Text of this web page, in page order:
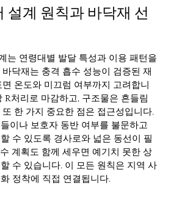
설계 원칙과 바닥재 선
는 연령대별 발달 특성과 이용 패턴을
닥재는 충격 흡수 성능이 검증된 재
온도와 미끄럼 여부까지 고려합니
R처리로 마감하고, 구조물은 흔들림
한 가지 중요한 점은 접근성입니다.
이나 보호자 동반 여부를 불문하고
수 있도록 경사로와 넓은 동선이 필
계획도 함께 세우면 예기치 못한 상
수 있습니다. 이 모든 원칙은 지역 사
정착에 직접 연결됩니다.